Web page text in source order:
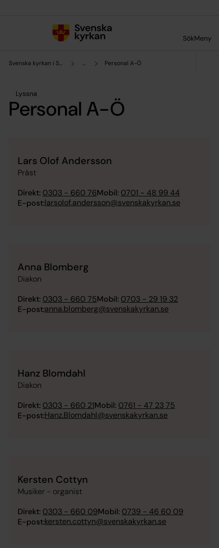
SökMeny
Svenska kyrkan i Stenungsund ... Personal A-Ö
Lyssna
Personal A-Ö
Lars Olof Andersson
Präst
Direkt: 0303 - 660 76Mobil: 0701 - 48 99 44
E-post:larsolof.andersson@svenskakyrkan.se
Anna Blomberg
Diakon
Direkt: 0303 - 660 75Mobil: 0703 - 29 19 32
E-post:anna.blomberg@svenskakyrkan.se
Hanz Blomdahl
Diakon
Direkt: 0303 - 660 21Mobil: 0761 - 47 23 75
E-post:Hanz.Blomdahl@svenskakyrkan.se
Kersten Cottyn
Musiker - organist
Direkt: 0303 - 660 09Mobil: 0739 - 46 60 09
E-post:kersten.cottyn@svenskakyrkan.se